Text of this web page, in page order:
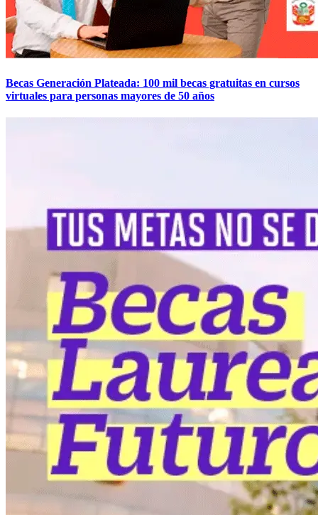
Becas Generación Plateada: 100 mil becas gratuitas en cursos
virtuales para personas mayores de 50 años